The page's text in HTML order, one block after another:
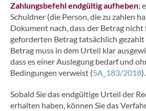
Zahlungsbefehl endgültig aufheben;
Schuldner (die Person, die zu zahlen
Dokument nach, dass der Betrag nicht
geforderten Betrag tatsächlich
Betrag muss in dem Urteil klar
dass es einer Auslegung bedarf und
Bedingungen verweist (5A_183/2018).
Sobald Sie das endgültige Urteil der
erhalten haben, können Sie das